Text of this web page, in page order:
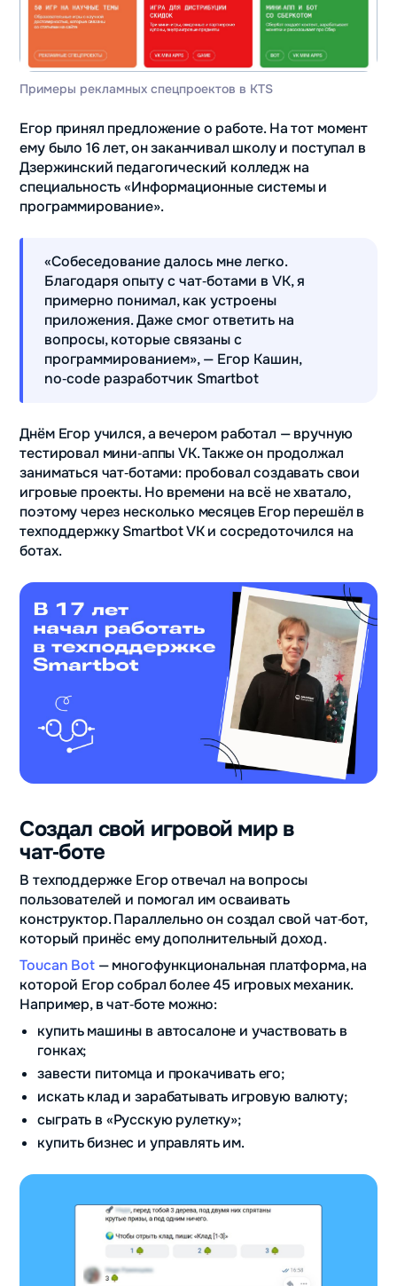
Примеры рекламных спецпроектов в KTS
Егор принял предложение о работе. На тот момент
ему было 16 лет, он заканчивал школу и поступал в
Дзержинский педагогический колледж на
специальность «Информационные системы и
программирование».
«Собеседование далось мне легко.
Благодаря опыту с чат‑ботами в VK, я
примерно понимал, как устроены
приложения. Даже смог ответить на
вопросы, которые связаны с
программированием», — Егор Кашин,
no‑code разработчик Smartbot
Днём Егор учился, а вечером работал — вручную
тестировал мини‑аппы VK. Также он продолжал
заниматься чат‑ботами: пробовал создавать свои
игровые проекты. Но времени на всё не хватало,
поэтому через несколько месяцев Егор перешёл в
техподдержку Smartbot VK и сосредоточился на
ботах.
Создал свой игровой мир в
чат‑боте
В техподдержке Егор отвечал на вопросы
пользователей и помогал им осваивать
конструктор. Параллельно он создал свой чат‑бот,
который принёс ему дополнительный доход.
Toucan Bot— многофункциональная платформа, на
которой Егор собрал более 45 игровых механик.
Например, в чат‑боте можно:
купить машины в автосалоне и участвовать в
гонках;
завести питомца и прокачивать его;
искать клад и зарабатывать игровую валюту;
сыграть в «Русскую рулетку»;
купить бизнес и управлять им.